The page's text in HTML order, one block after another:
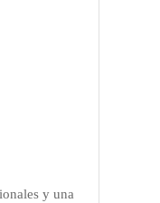
y una